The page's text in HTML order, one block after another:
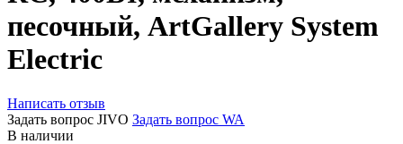
песочный, ArtGallery System
Electric
Написать отзыв
Задать вопрос JIVO Задать вопрос WA
В наличии